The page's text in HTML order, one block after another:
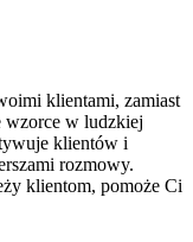
klientami, zamiast
wzorce w ludzkiej
klientów i
rozmowy.
klientom, pomoże Ci